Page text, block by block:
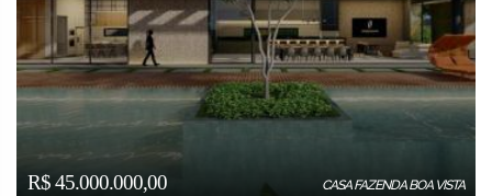
R$ 45.000.000,00 CASA FAZENDA BOA VISTA